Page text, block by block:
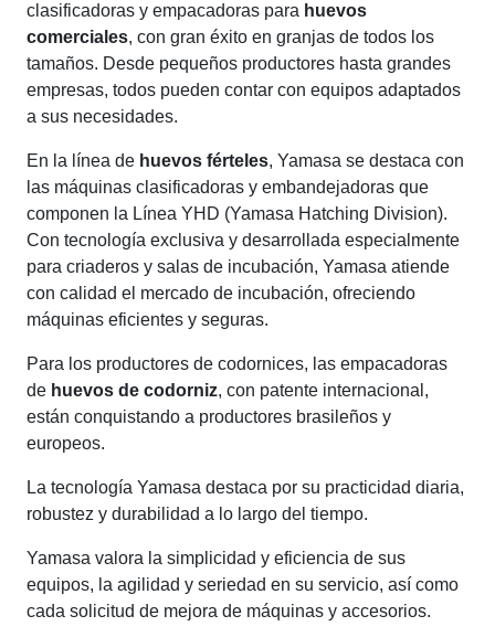
clasificadoras y empacadoras para huevos
comerciales, con gran éxito en granjas de todos los
tamaños. Desde pequeños productores hasta grandes
empresas, todos pueden contar con equipos adaptados
a sus necesidades.
En la línea de huevos férteles, Yamasa se destaca con
las máquinas clasificadoras y embandejadoras que
componen la Línea YHD (Yamasa Hatching Division).
Con tecnología exclusiva y desarrollada especialmente
para criaderos y salas de incubación, Yamasa atiende
con calidad el mercado de incubación, ofreciendo
máquinas eficientes y seguras.
Para los productores de codornices, las empacadoras
de huevos de codorniz, con patente internacional,
están conquistando a productores brasileños y
europeos.
La tecnología Yamasa destaca por su practicidad diaria,
robustez y durabilidad a lo largo del tiempo.
Yamasa valora la simplicidad y eficiencia de sus
equipos, la agilidad y seriedad en su servicio, así como
cada solicitud de mejora de máquinas y accesorios.